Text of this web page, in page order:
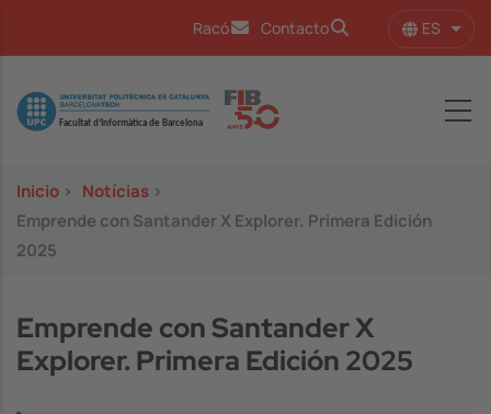
Racó Contacto ES
Image
Inicio > Notícias >
Emprende con Santander X Explorer. Primera Edición
2025
Emprende con Santander X
Explorer. Primera Edición 2025